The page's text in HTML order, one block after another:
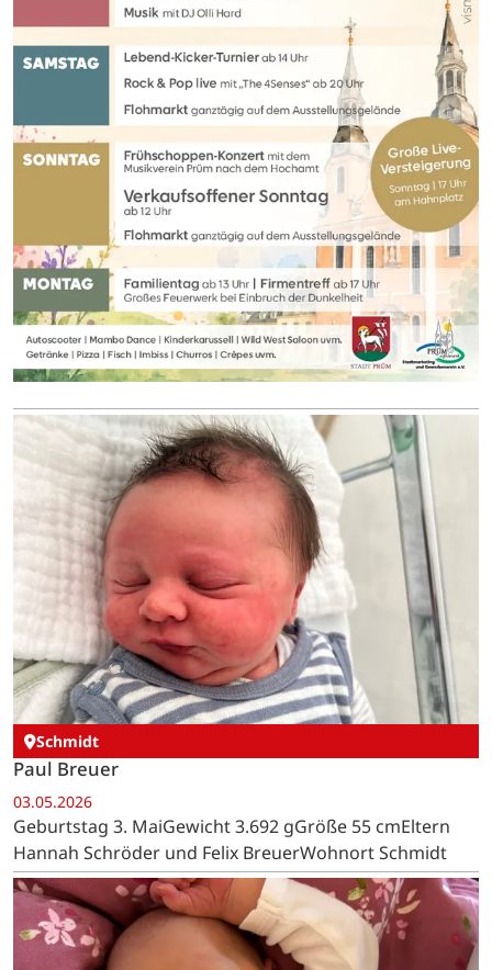
Schmidt
Paul Breuer
03.05.2026
Geburtstag 3. MaiGewicht 3.692 gGröße 55 cmEltern
Hannah Schröder und Felix BreuerWohnort Schmidt